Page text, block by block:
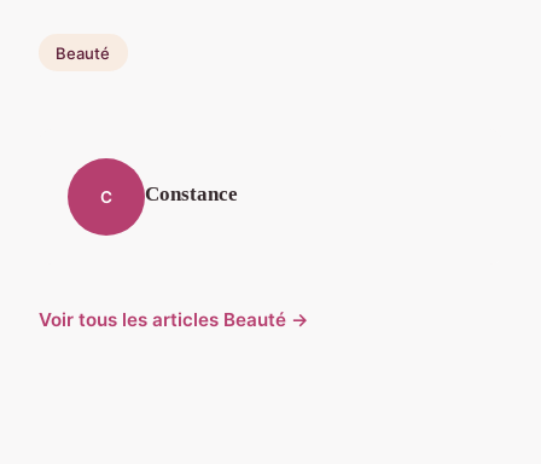
Beauté
C Constance
Voir tous les articles Beauté →